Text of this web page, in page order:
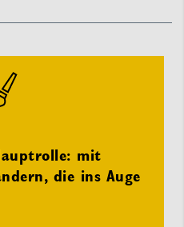
mit
die ins Auge